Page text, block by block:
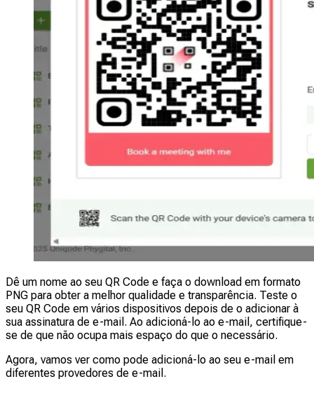
Dê um nome ao seu QR Code e faça o download em formato
PNG para obter a melhor qualidade e transparência. Teste o
seu QR Code em vários dispositivos depois de o adicionar à
sua assinatura de e-mail. Ao adicioná-lo ao e-mail, certifique-
se de que não ocupa mais espaço do que o necessário.
Agora, vamos ver como pode adicioná-lo ao seu e-mail em
diferentes provedores de e-mail.